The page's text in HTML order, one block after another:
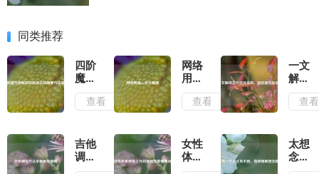
同类推荐
四阶
魔方
拆解
后拼
简便
方法
视频
查看
网络
用语
ghs
含义
查看
一文
解读
古代
巡抚
巡抚
是几
查看
吉他
调弦
方法
女性
体重
持续
太想
念一
个人